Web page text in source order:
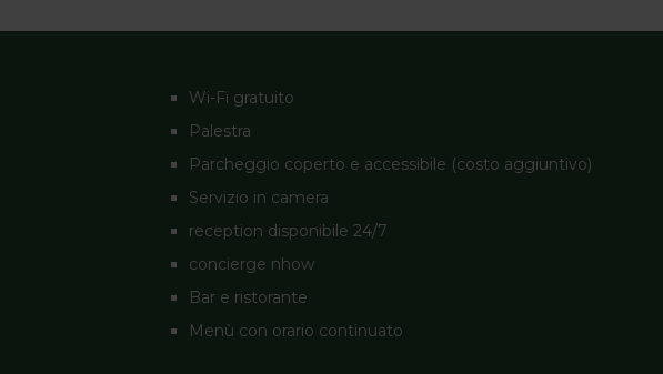
Wi-Fi gratuito
Palestra
Parcheggio coperto e accessibile (costo aggiuntivo)
Servizio in camera
reception disponibile 24/7
concierge nhow
Bar e ristorante
Menù con orario continuato